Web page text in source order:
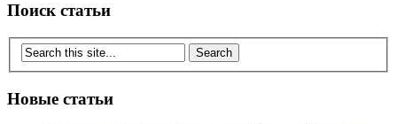
Поиск статьи
Новые статьи